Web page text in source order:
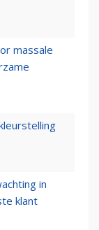
massale
in
klant